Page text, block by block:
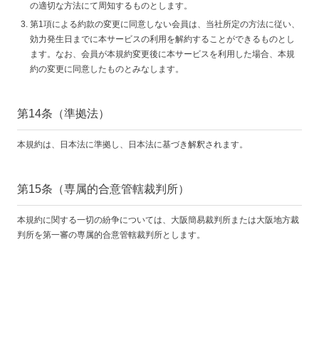
の適切な方法にて周知するものとします。
第1項による約款の変更に同意しない会員は、当社所定の方法に従い、
効力発生日までに本サービスの利用を解約することができるものとし
ます。なお、会員が本規約変更後に本サービスを利用した場合、本規
約の変更に同意したものとみなします。
第14条（準拠法）
本規約は、日本法に準拠し、日本法に基づき解釈されます。
第15条（専属的合意管轄裁判所）
本規約に関する一切の紛争については、大阪簡易裁判所または大阪地方裁
判所を第一審の専属的合意管轄裁判所とします。